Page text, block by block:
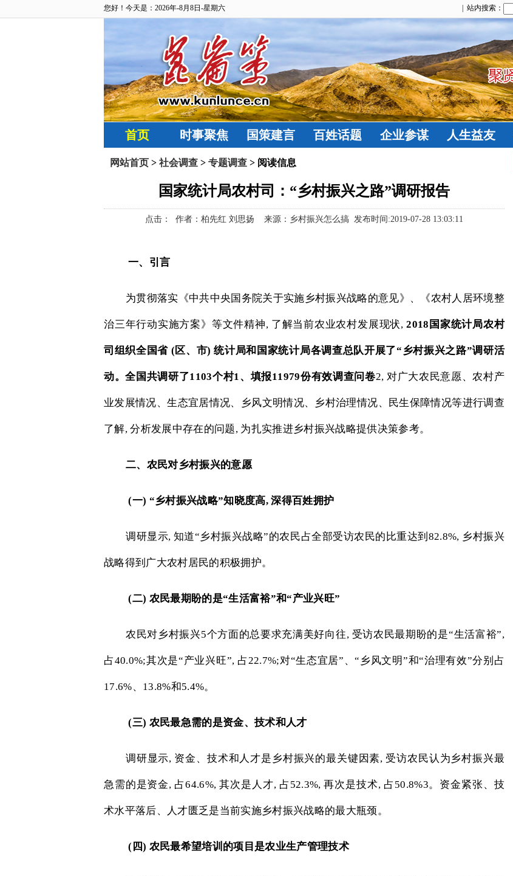
您好！今天是：2026年-8月8日-星期六 | 站内搜索：
首页 时事聚焦 国策建言 百姓话题 企业参谋 人生益友
网站首页 > 社会调查 > 专题调查 > 阅读信息
国家统计局农村司：“乡村振兴之路”调研报告
点击： 作者：柏先红 刘思扬 来源：乡村振兴怎么搞 发布时间:2019-07-28 13:03:11
一、引言
为贯彻落实《中共中央国务院关于实施乡村振兴战略的意见》、《农村人居环境整
治三年行动实施方案》等文件精神, 了解当前农业农村发展现状,2018 国家统计局农村
司组织全国省 (区、市)统计局和国家统计局各调查总队开展了“乡村振兴之路”调研活
动。全国共调研了1103个村1、填报11979份有效调查问卷2,对广大农民意愿、农村产
业发展情况、生态宜居情况、乡风文明情况、乡村治理情况、民生保障情况等进行调查
了解,分析发展中存在的问题, 为扎实推进乡村振兴战略提供决策参考。
二、农民对乡村振兴的意愿
(一) “乡村振兴战略”知晓度高,深得百姓拥护
调研显示, 知道“乡村振兴战略”的农民占全部受访农民的比重达到 82.8%, 乡村振兴
战略得到广大农村居民的积极拥护。
(二) 农民最期盼的是“生活富裕”和“产业兴旺”
农民对乡村振兴5个方面的总要求充满美好向往, 受访农民最期盼的是“生活富裕”,
占40.0%;其次是“产业兴旺”, 占22.7%;对“生态宜居”、“乡风文明”和“治理有效”分别占
17.6%、 13.8%和5.4%。
(三) 农民最急需的是资金、技术和人才
调研显示, 资金、技术和人才是乡村振兴的最关键因素, 受访农民认为乡村振兴最
急需的是资金, 占64.6%,其次是人才, 占 52.3%,再次是技术, 占 50.8%3。资金紧张、技
术水平落后、人才匮乏是当前实施乡村振兴战略的最大瓶颈。
( 四) 农民最希望培训的项目是农业生产管理技术